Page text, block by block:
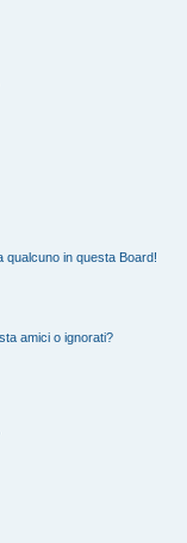
qualcuno in questa Board!
amici o ignorati?